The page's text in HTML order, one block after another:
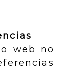
web no